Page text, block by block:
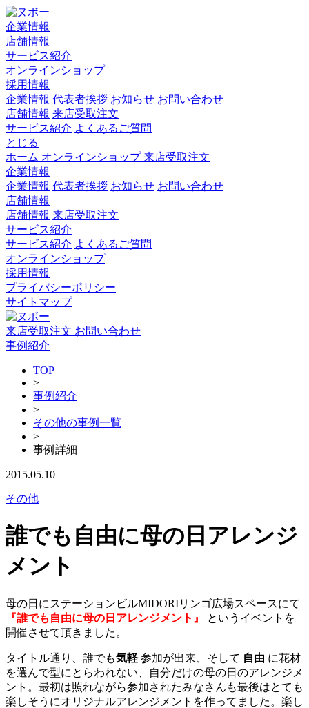
企業情報
店舗情報
サービス紹介
オンラインショップ
採用情報
企業情報 代表者挨拶 お知らせ お問い合わせ
店舗情報 来店受取注文
サービス紹介 よくあるご質問
とじる
ホーム オンラインショップ来店受取注文
企業情報
企業情報 代表者挨拶 お知らせ お問い合わせ
店舗情報
店舗情報 来店受取注文
サービス紹介
サービス紹介 よくあるご質問
オンラインショップ
採用情報
プライバシーポリシー
サイトマップ
来店受取注文 お問い合わせ
事例紹介
TOP
>
事例紹介
>
その他の事例一覧
>
事例詳細
2015.05.10
その他
誰でも自由に母の日アレンジ
メント
母の日にステーションビルMIDORIリンゴ広場スペースにて
『誰でも自由に母の日アレンジメント』
というイベントを
開催させて頂きました。
タイトル通り、誰でも気軽 参加が出来、そして 自由 に花材
を選んで型にとらわれない、自分だけの母の日のアレンジメ
ント。最初は照れながら参加されたみなさんも最後はとても
楽しそうにオリジナルアレンジメントを作ってました。楽し